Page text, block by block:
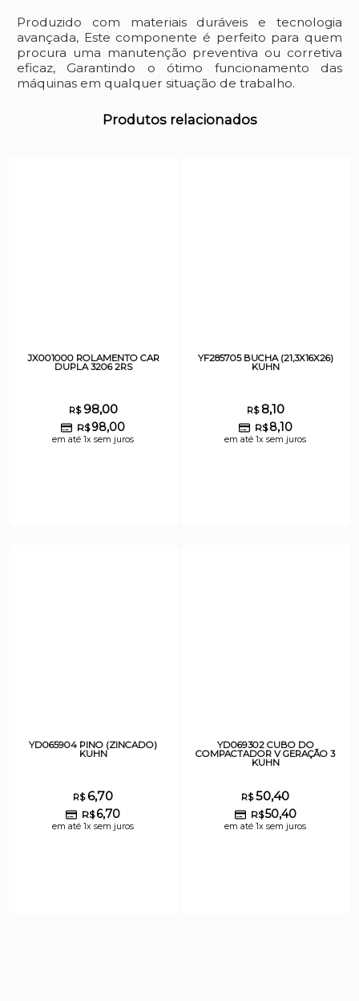
Produzido com materiais duráveis e tecnologia
avançada, Este componente é perfeito para quem
procura uma manutenção preventiva ou corretiva
eficaz, Garantindo o ótimo funcionamento das
máquinas em qualquer situação de trabalho.
Produtos relacionados
JX001000 ROLAMENTO CAR
DUPLA 3206 2RS
R$98,00
R$98,00
em até 1x sem juros
YF285705 BUCHA (21,3X16X26)
KUHN
R$8,10
R$ 8,10
em até 1x sem juros
YD065904 PINO (ZINCADO)
KUHN
R$6,70
R$6,70
em até 1x sem juros
YD069302 CUBO DO
COMPACTADOR V GERAÇÃO 3
KUHN
R$50,40
R$50,40
em até 1x sem juros